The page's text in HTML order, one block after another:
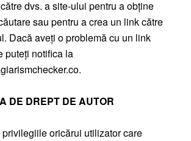
dvs. a site-ului pentru a obține
sau pentru a crea un link către
Dacă aveți o problemă cu un link
puteți notifica la
DE DREPT DE AUTOR
oricărui utilizator care